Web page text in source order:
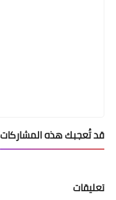
قد تُعجبك هذه المشاركات
تعليقات